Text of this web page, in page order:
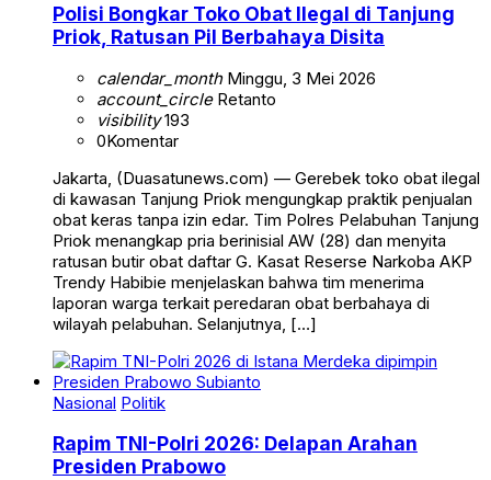
Polisi Bongkar Toko Obat Ilegal di Tanjung
Priok, Ratusan Pil Berbahaya Disita
calendar_monthMinggu, 3 Mei 2026
account_circleRetanto
visibility193
0Komentar
Jakarta, (Duasatunews.com) — Gerebek toko obat ilegal
di kawasan Tanjung Priok mengungkap praktik penjualan
obat keras tanpa izin edar. Tim Polres Pelabuhan Tanjung
Priok menangkap pria berinisial AW (28) dan menyita
ratusan butir obat daftar G. Kasat Reserse Narkoba AKP
Trendy Habibie menjelaskan bahwa tim menerima
laporan warga terkait peredaran obat berbahaya di
wilayah pelabuhan. Selanjutnya, […]
Nasional Politik
Rapim TNI-Polri 2026: Delapan Arahan
Presiden Prabowo